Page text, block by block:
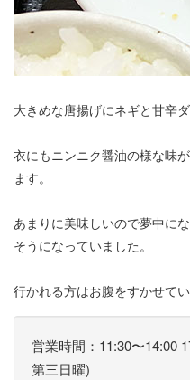
大きめな唐揚げにネギと甘辛
衣にもニンニク醤油の様な味
ます。
あまりに美味しいので夢中に
そうになっていました。
行かれる方はお腹をすかせて
営業時間：11:30〜14:00
第三日曜)